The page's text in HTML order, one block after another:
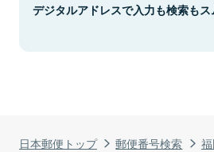
日本郵便トップ 郵便番号検索
デジタルアドレスで入力も検索もス